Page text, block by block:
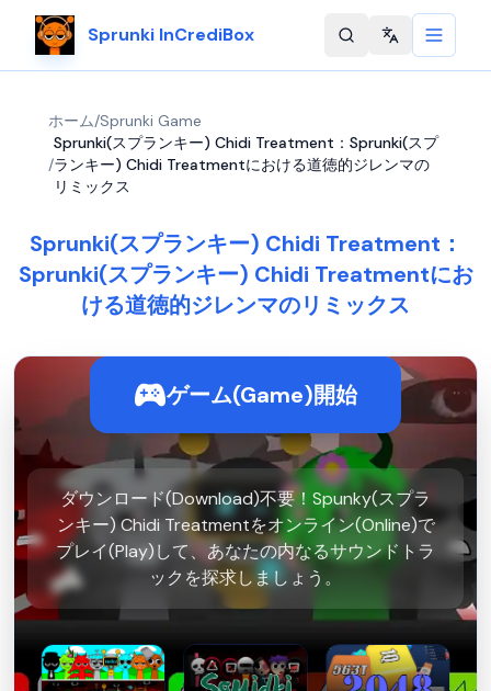
Sprunki InCrediBox Change
ホーム/Sprunki Game
/
Sprunki(スプランキー) Chidi Treatment：Sprunki(スプ
ランキー) Chidi Treatmentにおける道徳的ジレンマの
リミックス
Sprunki(スプランキー) Chidi Treatment：
Sprunki(スプランキー) Chidi Treatmentにお
ける道徳的ジレンマのリミックス
ゲーム(Game)開始
ダウンロード(Download)不要！Spunky(スプラ
ンキー) Chidi Treatmentをオンライン(Online)で
プレイ(Play)して、あなたの内なるサウンドトラ
ックを探求しましょう。